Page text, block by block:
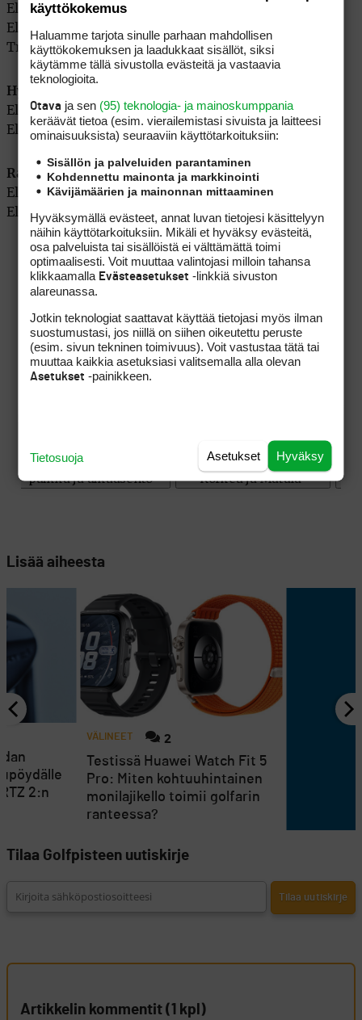
Elyte 399,00 euroa
Elyte X 399,00 euroa
Triple Diamond 429,00 euroa
Hybridit:
Elyte, 349,00 euroa
Elyte X, 349,00 euroa
Raudat:
Elyte, X ja HL, (teräs), 178,00 euroa (kpl)
Elyte, X ja HL, (grafiitti), 190,00 euroa (kpl)
Lisää aiheesta
VÄLINEET 2
Testissä Huawei Watch Fit 5
Pro: Miten kohtuuhintainen
monilajikello toimii golfarin
ranteessa?
2:n
Tilaa Golfpisteen uutiskirje
Artikkelin kommentit (1 kpl)
käyttökokemus
Haluamme tarjota sinulle parhaan mahdollisen
käyttökokemuksen ja laadukkaat sisällöt, siksi
käytämme tällä sivustolla evästeitä ja vastaavia
teknologioita.
Otava ja sen (95) teknologia- ja mainoskumppania
keräävät tietoa (esim. vierailemis­tasi sivuista ja laitteesi
ominaisuuk­sista) seuraaviin käyttötarkoituksiin:
Sisällön ja palveluiden parantaminen
Kohdennettu mainonta ja markkinointi
Kävijämäärien ja mainonnan mittaaminen
Hyväksymällä evästeet, annat luvan tietojesi käsittelyyn
näihin käyttötarkoituksiin. Mikäli et hyväksy evästeitä,
osa palveluista tai sisällöistä ei välttämättä toimi
optimaalisesti. Voit muuttaa valintojasi milloin tahansa
klikkaamalla Evästeasetukset -linkkiä sivuston
alareunassa.
Jotkin teknologiat saattavat käyttää tietojasi myös ilman
suostumustasi, jos niillä on siihen oikeutettu peruste
(esim. sivun tekninen toimivuus). Voit vastustaa tätä tai
muuttaa kaikkia asetuksiasi valitsemalla alla olevan
Asetukset -painikkeen.
Hyväksy
Asetukset
Tietosuoja